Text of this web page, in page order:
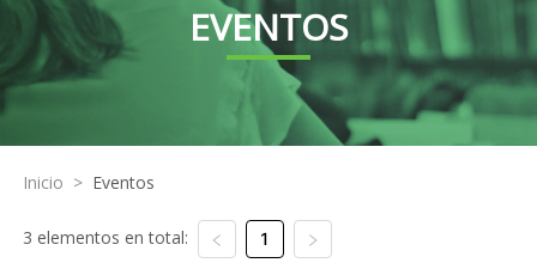
EVENTOS
Inicio > Eventos
3 elementos en total: 1